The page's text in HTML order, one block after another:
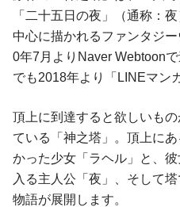
「二十五日の夜」（通称：
中心に描かれるファンタジ
0年7月よりNaver Webtoon
でも2018年より「LINEマン
頂上に到達すると欲しいも
ている「神之塔」。頂上に
かった少女「ラヘル」と、
入る主人公「夜」、そして
物語が展開します。